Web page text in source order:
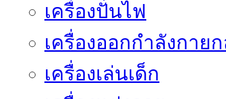
เครื่องปั่นไฟ
เครื่องออกกำลังกาย
เครื่องเล่นเด็ก